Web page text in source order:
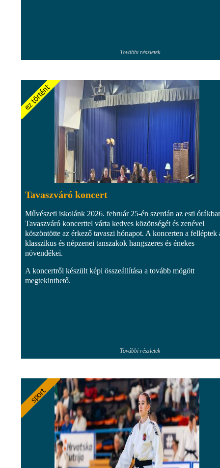
További részletek
Tavaszváró koncert
Művészeti iskolánk 2026. február 25-én szerdán az esti
Tavaszváró koncerttel várta kedves közönségét és zenével
köszöntötte az érkező tavaszi hónapot. A koncerten a felléptek
klasszikus és népzenei tanszakok hangszeres és énekes
növendékei.
A koncertről készült képi összeállítása a tovább mögött
megtekinthető.
További részletek